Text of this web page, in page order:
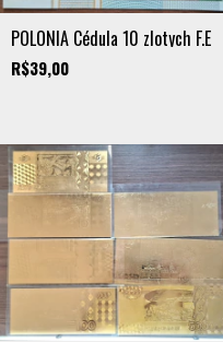
POLÔNIA Cédula 10 zlotych F.E
R$39,00